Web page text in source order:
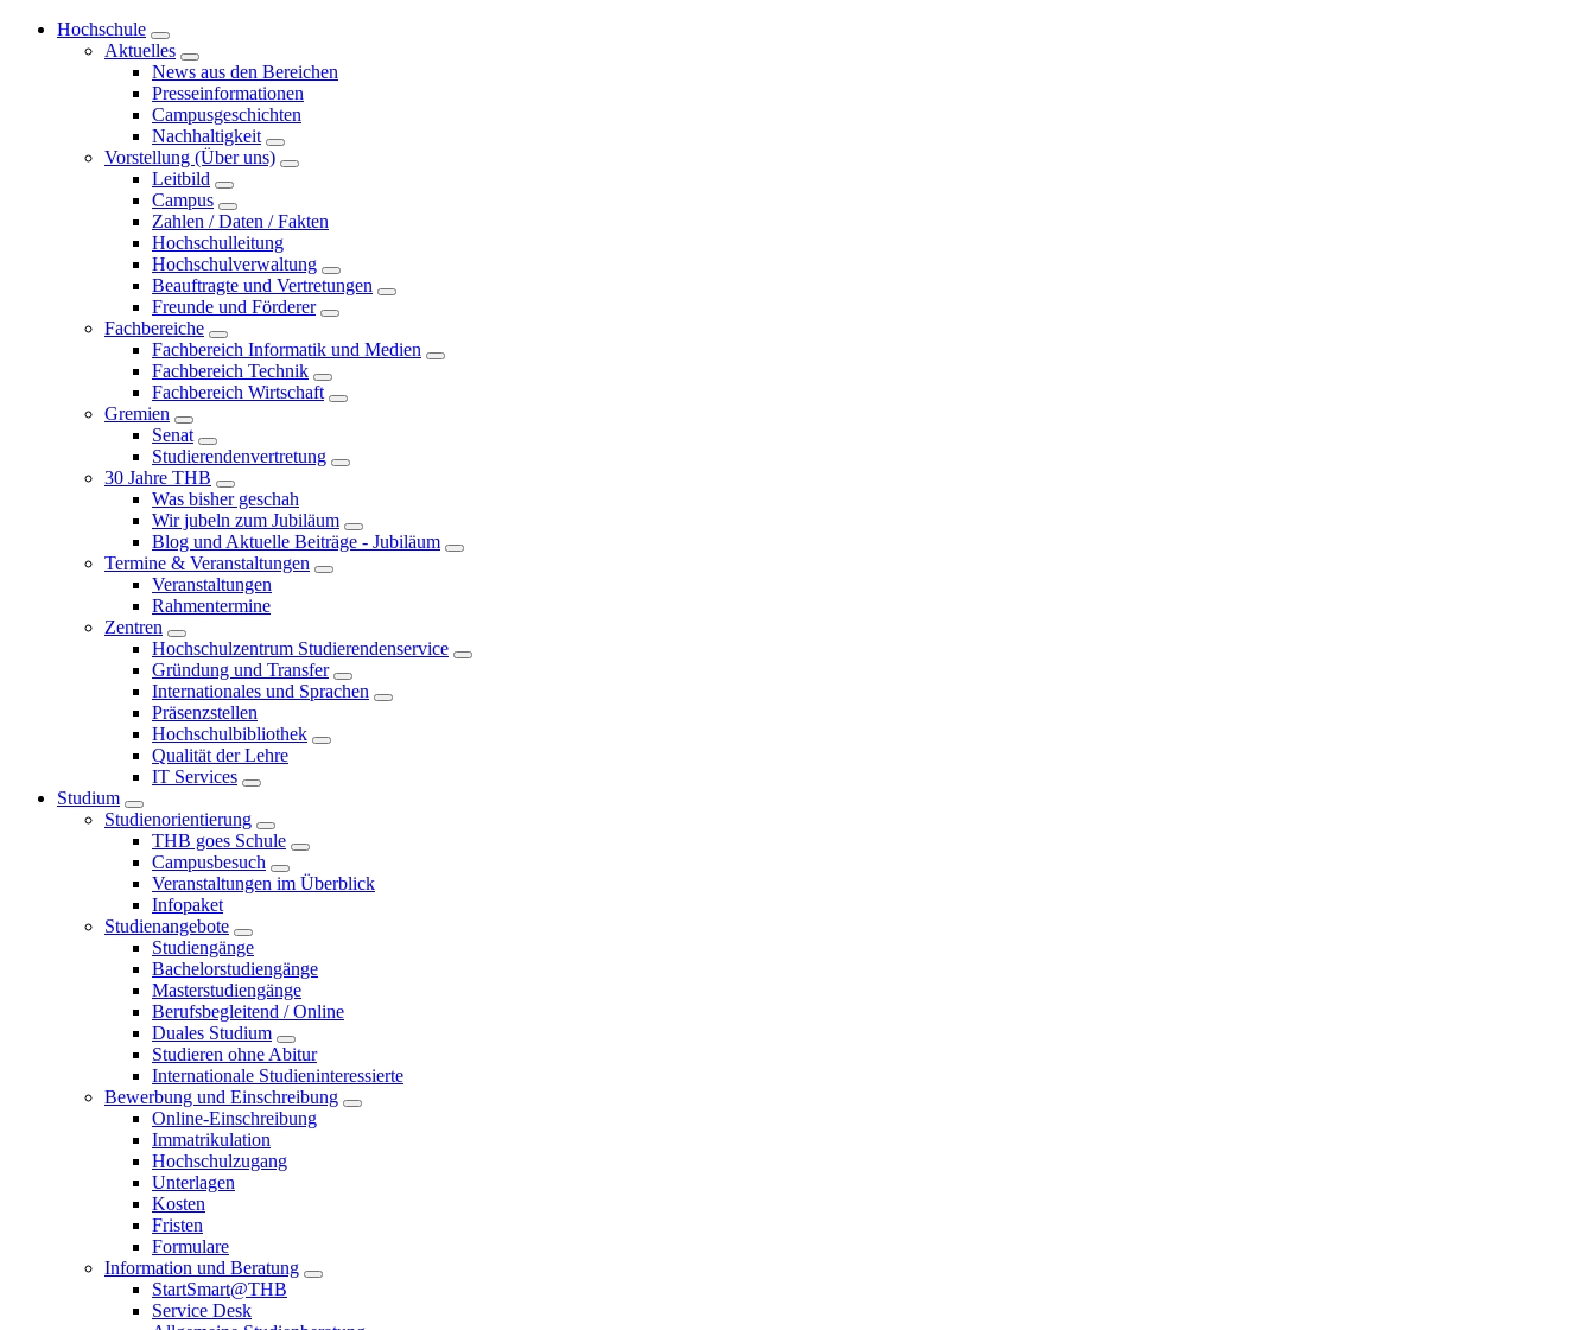
Hochschule
Aktuelles
News aus den Bereichen
Presseinformationen
Campusgeschichten
Nachhaltigkeit
Vorstellung (Über uns)
Leitbild
Campus
Zahlen / Daten / Fakten
Hochschulleitung
Hochschulverwaltung
Beauftragte und Vertretungen
Freunde und Förderer
Fachbereiche
Fachbereich Informatik und Medien
Fachbereich Technik
Fachbereich Wirtschaft
Gremien
Senat
Studierendenvertretung
30 Jahre THB
Was bisher geschah
Wir jubeln zum Jubiläum
Blog und Aktuelle Beiträge - Jubiläum
Termine & Veranstaltungen
Veranstaltungen
Rahmentermine
Zentren
Hochschulzentrum Studierendenservice
Gründung und Transfer
Internationales und Sprachen
Präsenzstellen
Hochschulbibliothek
Qualität der Lehre
IT Services
Studium
Studienorientierung
THB goes Schule
Campusbesuch
Veranstaltungen im Überblick
Infopaket
Studienangebote
Studiengänge
Bachelorstudiengänge
Masterstudiengänge
Berufsbegleitend / Online
Duales Studium
Studieren ohne Abitur
Internationale Studieninteressierte
Bewerbung und Einschreibung
Online-Einschreibung
Immatrikulation
Hochschulzugang
Unterlagen
Kosten
Fristen
Formulare
Information und Beratung
StartSmart@THB
Service Desk